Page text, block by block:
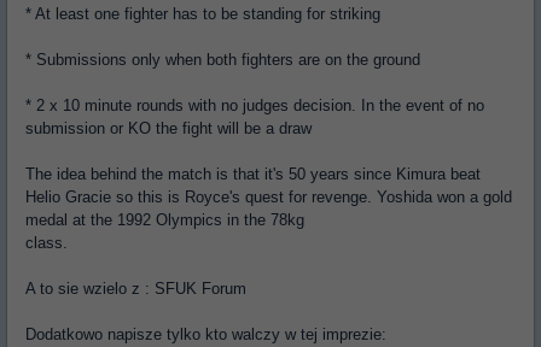
* At least one fighter has to be standing for striking
* Submissions only when both fighters are on the ground
* 2 x 10 minute rounds with no judges decision. In the event of no
submission or KO the fight will be a draw
The idea behind the match is that it's 50 years since Kimura beat
Helio Gracie so this is Royce's quest for revenge. Yoshida won a gold
medal at the 1992 Olympics in the 78kg
class.
A to sie wzielo z : SFUK Forum
Dodatkowo napisze tylko kto walczy w tej imprezie: